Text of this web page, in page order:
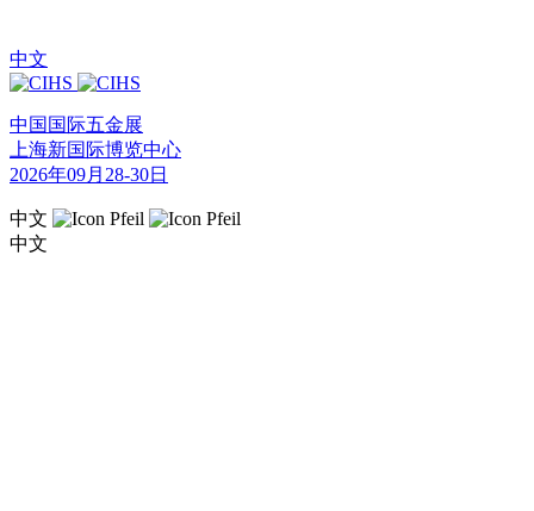
中文
中国国际五金展
上海新国际博览中心
2026年09月28-30日
中文
中文